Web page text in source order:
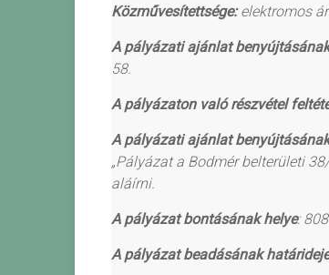
Közművesítettsége:elektromos
A pályázati ajánlat
58.
A pályázaton való részvétel
A pályázati ajánlat
„Pályázat a Bodmér belterületi
aláírni.
A pályázat bontásának helye:
A pályázat beadásának határideje